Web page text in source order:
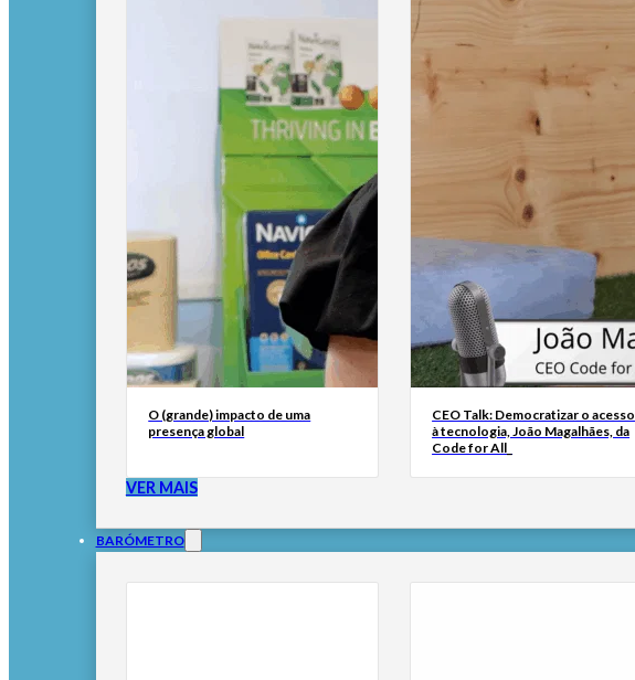
O (grande) impacto de uma
presença global
CEO Talk: Democratizar o acesso
à tecnologia, João Magalhães, da
Code for All_
VER MAIS
BARÓMETRO